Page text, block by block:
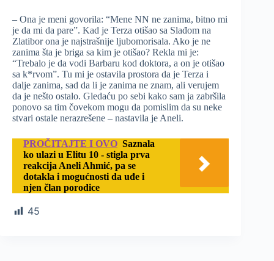
– Ona je meni govorila: “Mene NN ne zanima, bitno mi
je da mi da pare”. Kad je Terza otišao sa Slađom na
Zlatibor ona je najstrašnije ljubomorisala. Ako je ne
zanima šta je briga sa kim je otišao? Rekla mi je:
“Trebalo je da vodi Barbaru kod doktora, a on je otišao
sa k*rvom”. Tu mi je ostavila prostora da je Terza i
dalje zanima, sad da li je zanima ne znam, ali verujem
da je nešto ostalo. Gledaću po sebi kako sam ja zabršila
ponovo sa tim čovekom mogu da pomislim da su neke
stvari ostale nerazrešene – nastavila je Aneli.
PROČITAJTE I OVO Saznala
ko ulazi u Elitu 10 - stigla prva
reakcija Aneli Ahmić, pa se
dotakla i mogućnosti da uđe i
njen član porodice
45